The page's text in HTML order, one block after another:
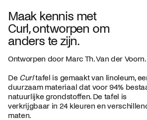
Maak kennis met
Curl, ontworpen om
anders te zijn.
Ontworpen door Marc Th. Van der Voorn.
De Curltafel is gemaakt van linoleum,
duurzaam materiaal dat voor 94%
natuurlijke grondstoffen. De tafel is
verkrijgbaar in 24 kleuren en
maten.